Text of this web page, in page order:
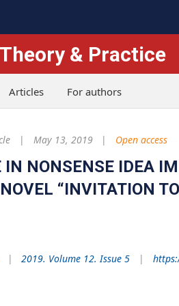
& Practice
Articles For authors
May 13, 2019 Open access
IN NONSENSE IDEA
“INVITATION
2019. Volume 12. Issue 5